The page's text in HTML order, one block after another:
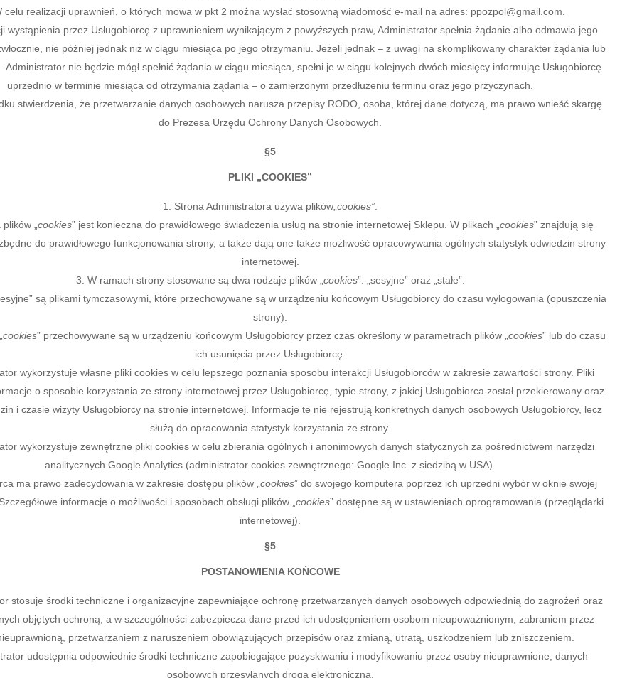
celu realizacji uprawnień, o których mowa w pkt 2 można wysłać stosowną wiadomość e-mail na adres: ppozpol@gmail.com.
wystąpienia przez Usługobiorcę z uprawnieniem wynikającym z powyższych praw, Administrator spełnia żądanie albo odmawia jego
nie później jednak niż w ciągu miesiąca po jego otrzymaniu. Jeżeli jednak – z uwagi na skomplikowany charakter żądania lub
Administrator nie będzie mógł spełnić żądania w ciągu miesiąca, spełni je w ciągu kolejnych dwóch miesięcy informując Usługobiorcę
uprzednio w terminie miesiąca od otrzymania żądania – o zamierzonym przedłużeniu terminu oraz jego przyczynach.
stwierdzenia, że przetwarzanie danych osobowych narusza przepisy RODO, osoba, której dane dotyczą, ma prawo wnieść skargę
do Prezesa Urzędu Ochrony Danych Osobowych.
§5
PLIKI „COOKIES”
Strona Administratora używa plików„ cookies”
„ cookies” jest konieczna do prawidłowego świadczenia usług na stronie internetowej Sklepu. W plikach „ cookies” znajdują się
do prawidłowego funkcjonowania strony, a także dają one także możliwość opracowywania ogólnych statystyk odwiedzin strony
internetowej.
W ramach strony stosowane są dwa rodzaje plików „ cookies”: „sesyjne” oraz „stałe”.
są plikami tymczasowymi, które przechowywane są w urządzeniu końcowym Usługobiorcy do czasu wylogowania (opuszczenia
strony).
cookies” przechowywane są w urządzeniu końcowym Usługobiorcy przez czas określony w parametrach plików „ cookies” lub do czasu
ich usunięcia przez Usługobiorcę.
wykorzystuje własne pliki cookies w celu lepszego poznania sposobu interakcji Usługobiorców w zakresie zawartości strony. Pliki
o sposobie korzystania ze strony internetowej przez Usługobiorcę, typie strony, z jakiej Usługobiorca został przekierowany oraz
i czasie wizyty Usługobiorcy na stronie internetowej. Informacje te nie rejestrują konkretnych danych osobowych Usługobiorcy, lecz
służą do opracowania statystyk korzystania ze strony.
wykorzystuje zewnętrzne pliki cookies w celu zbierania ogólnych i anonimowych danych statycznych za pośrednictwem narzędzi
analitycznych Google Analytics (administrator cookies zewnętrznego: Google Inc. z siedzibą w USA).
ma prawo zadecydowania w zakresie dostępu plików „ cookies” do swojego komputera poprzez ich uprzedni wybór w oknie swojej
informacje o możliwości i sposobach obsługi plików „ cookies” dostępne są w ustawieniach oprogramowania (przeglądarki
internetowej).
§5
POSTANOWIENIA KOŃCOWE
stosuje środki techniczne i organizacyjne zapewniające ochronę przetwarzanych danych osobowych odpowiednią do zagrożeń oraz
objętych ochroną, a w szczególności zabezpiecza dane przed ich udostępnieniem osobom nieupoważnionym, zabraniem przez
przetwarzaniem z naruszeniem obowiązujących przepisów oraz zmianą, utratą, uszkodzeniem lub zniszczeniem.
udostępnia odpowiednie środki techniczne zapobiegające pozyskiwaniu i modyfikowaniu przez osoby nieuprawnione, danych
osobowych przesyłanych drogą elektroniczną.